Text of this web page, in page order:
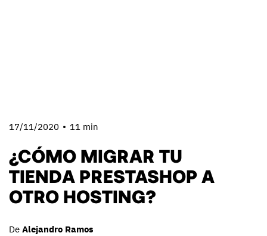
17/11/2020 11 min
¿CÓMO MIGRAR TU
TIENDA PRESTASHOP A
OTRO HOSTING?
De Alejandro Ramos